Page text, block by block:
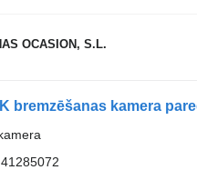
OCASION, S.L.
bremzēšanas kamera